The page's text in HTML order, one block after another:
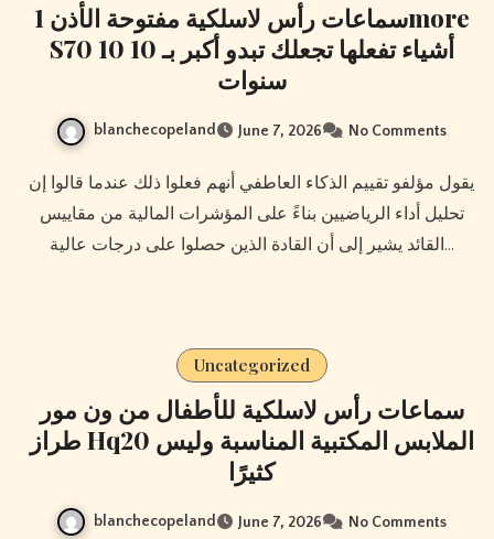
سماعات رأس لاسلكية مفتوحة الأذن 1more
S70 10 أشياء تفعلها تجعلك تبدو أكبر بـ 10
سنوات
blanchecopeland June 7, 2026 No Comments
يقول مؤلفو تقييم الذكاء العاطفي أنهم فعلوا ذلك عندما قالوا إن
تحليل أداء الرياضيين بناءً على المؤشرات المالية من مقاييس
القائد يشير إلى أن القادة الذين حصلوا على درجات عالية…
Uncategorized
سماعات رأس لاسلكية للأطفال من ون مور
طراز Hq20 الملابس المكتبية المناسبة وليس
كثيرًا
blanchecopeland June 7, 2026 No Comments